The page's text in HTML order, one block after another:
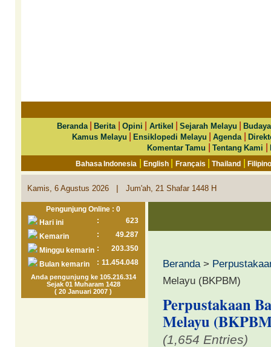
Beranda|Berita Opini Artikel |Sejarah Melayu |
Kamus Melayu
|Ensiklopedi Melayu |Agenda |
Komentar Tamu
|Tentang Kami |
Bahasa Indonesia |English Français |Thailand |
Kamis, 6 Agustus 2026 | Jum'ah, 21 Shafar 1448 H
Pengunjung Online : 0
Hari ini
:
623
Kemarin
:
49.287
Minggu kemarin :
203.350
Bulan kemarin
: 11.454.048
Anda pengunjung ke 105.216.314
Sejak 01 Muharam 1428
( 20 Januari 2007 )
Beranda>
Melayu (BKPBM)
Perpustakaan
Melayu
(1,654 Entries)